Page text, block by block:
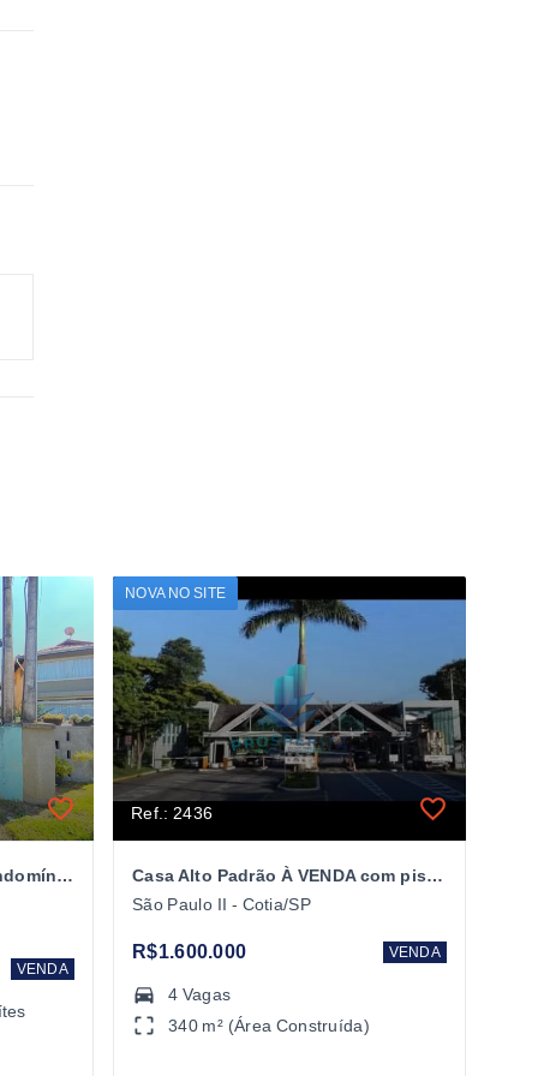
Casa à venda 04 suítes - Condomínio Parque São Paulo Cotia/SP
VENDA
NOVA NO SITE
Ref.: 2436
Casa Alto Padrão À VENDA com piscina - Cond. São Paulo II - Cotia/SP
São Paulo II - Cotia/SP
R$1.600.000 VENDA
4 Vagas
340 m² (Área Construída)